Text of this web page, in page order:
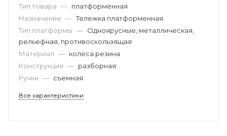
Тип товара — платформенная
Назначение — Тележка платформенная
Тип платформы — Одноярусные, металлическая,
рельефная, противоскользящая
Материал — колеса резина
Конструкция — разборная
Ручки — съемная
Все характеристики